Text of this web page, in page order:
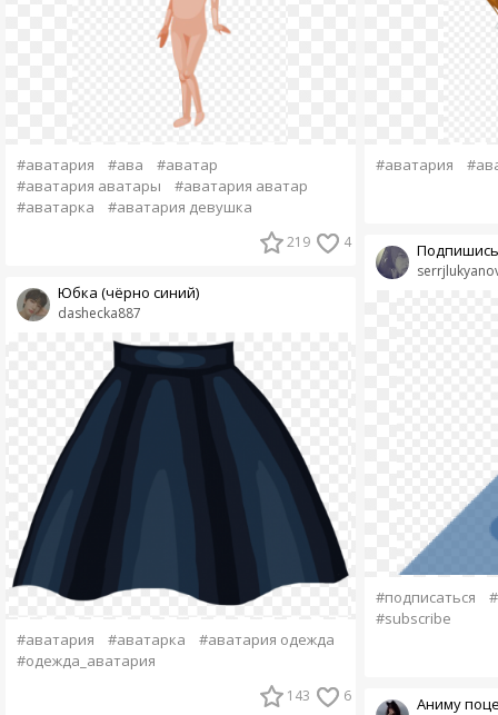
#аватария #ава
#аватар
#аватария аватары
#аватария аватар
#аватарка
#аватария девушка
219 4
dashecka887
Юбка (чёрно синий)
#аватария #аватарка
#аватария одежда
#одежда_аватария
143 6
#аватария
#подписаться
#subscribe
Аниму